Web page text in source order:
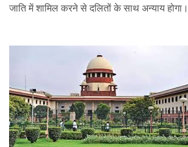
जाति में शामिल करने से दलितों के साथ अन्याय